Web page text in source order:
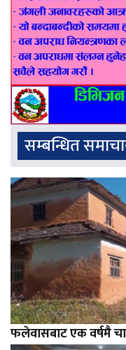
सम्बन्धित
फलेवासबाट एक वर्षमै